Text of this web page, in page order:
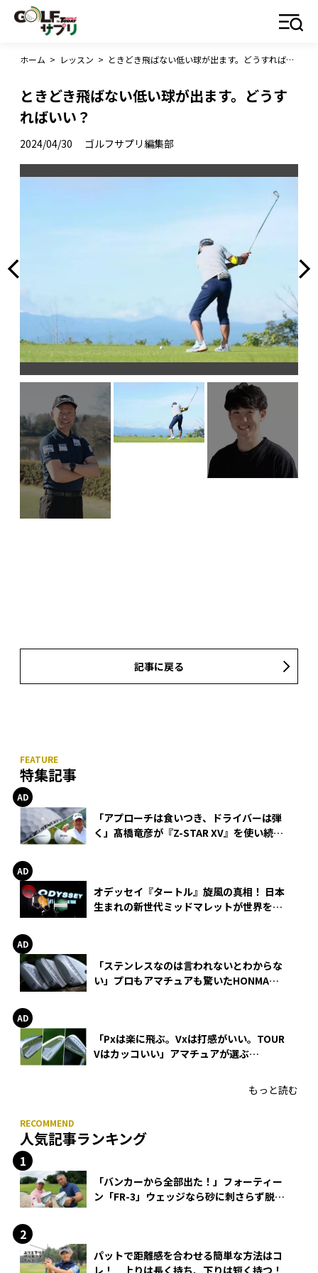
ホーム > レッスン > ときどき飛ばない低い球が出ます。どうすればいい？
ときどき飛ばない低い球が出ます。どうす
ればいい？
2024/04/30 ゴルフサプリ編集部
記事に戻る
特集記事
「アプローチは食いつき、ドライバーは弾
く」髙橋竜彦が『Z-STAR XV』を使い続け
オデッセイ『タートル』旋風の真相！ 日本
生まれの新世代ミッドマレットが世界を席
「ステンレスなのは言われないとわからな
い」プロもアマチュアも驚いたHONMA
「Pxは楽に飛ぶ。Vxは打感がいい。TOUR
Vはカッコいい」アマチュアが選ぶ
もっと読む
人気記事ランキング
「バンカーから全部出た！」フォーティー
ン「FR-3」ウェッジなら砂に刺さらず脱出
パットで距離感を合わせる簡単な方法はコ
レ！ 上りは長く持ち、下りは短く持つ！